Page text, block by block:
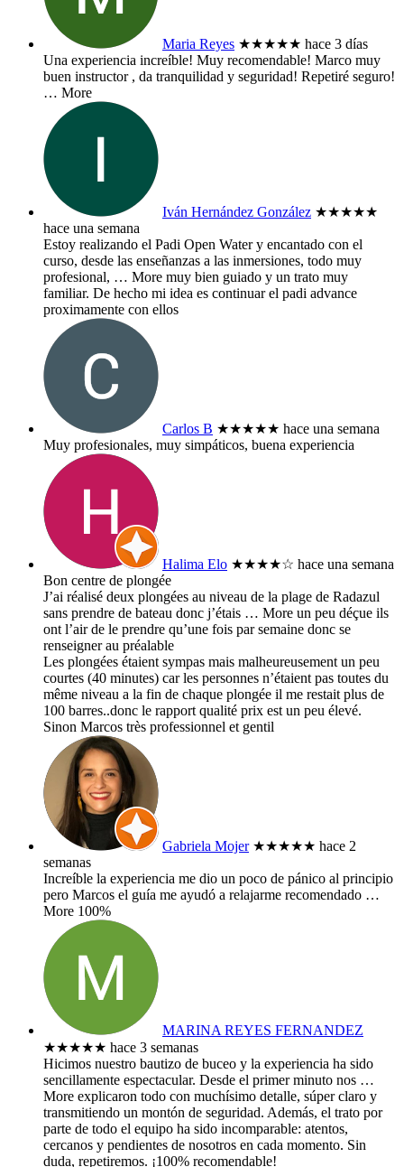
Maria Reyes ★★★★★ hace 3 días
Una experiencia increíble! Muy recomendable! Marco muy
buen instructor , da tranquilidad y seguridad! Repetiré seguro!
… More
Iván Hernández González ★★★★★
hace una semana
Estoy realizando el Padi Open Water y encantado con el
curso, desde las enseñanzas a las inmersiones, todo muy
profesional, … More muy bien guiado y un trato muy
familiar. De hecho mi idea es continuar el padi advance
proximamente con ellos
Carlos B ★★★★★ hace una semana
Muy profesionales, muy simpáticos, buena experiencia
Halima Elo ★★★★☆ hace una semana
Bon centre de plongée
J’ai réalisé deux plongées au niveau de la plage de Radazul
sans prendre de bateau donc j’étais … More un peu déçue ils
ont l’air de le prendre qu’une fois par semaine donc se
renseigner au préalable
Les plongées étaient sympas mais malheureusement un peu
courtes (40 minutes) car les personnes n’étaient pas toutes du
même niveau a la fin de chaque plongée il me restait plus de
100 barres..donc le rapport qualité prix est un peu élevé.
Sinon Marcos très professionnel et gentil
Gabriela Mojer ★★★★★ hace 2
semanas
Increíble la experiencia me dio un poco de pánico al principio
pero Marcos el guía me ayudó a relajarme recomendado …
More 100%
MARINA REYES FERNANDEZ
★★★★★ hace 3 semanas
​Hicimos nuestro bautizo de buceo y la experiencia ha sido
sencillamente espectacular. Desde el primer minuto nos …
More explicaron todo con muchísimo detalle, súper claro y
transmitiendo un montón de seguridad. Además, el trato por
parte de todo el equipo ha sido incomparable: atentos,
cercanos y pendientes de nosotros en cada momento. Sin
duda, repetiremos. ¡100% recomendable!